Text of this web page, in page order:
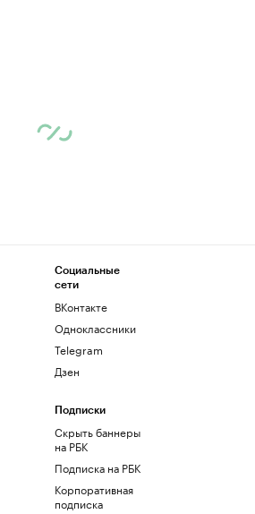
Социальные
сети
ВКонтакте
Одноклассники
Telegram
Дзен
Подписки
Скрыть баннеры
на РБК
Подписка на РБК
Корпоративная
подписка